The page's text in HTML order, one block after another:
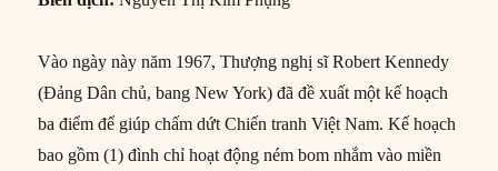
Vào ngày này năm 1967, Thượng nghị sĩ Robert Kennedy
(Đảng Dân chủ, bang New York) đã đề xuất một kế hoạch
ba điểm để giúp chấm dứt Chiến tranh Việt Nam. Kế hoạch
bao gồm (1) đình chỉ hoạt động ném bom nhắm vào miền